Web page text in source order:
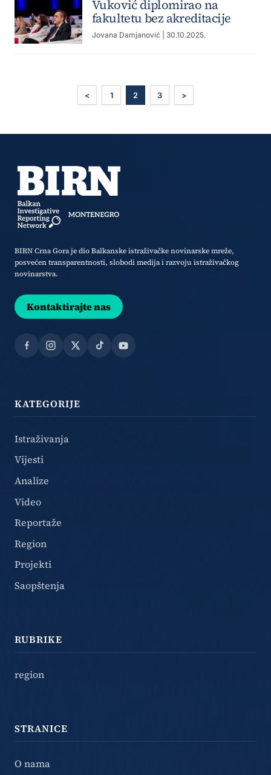
Vuković diplomirao na
fakultetu bez akreditacije
Jovana Damjanović | 30.10.2025.
< 1 2 3 >
BIRN Crna Gora je dio Balkanske istraživačke novinarske mreže,
posvećen transparentnosti, slobodi medija i razvoju istraživačkog
novinarstva.
Kontaktirajte nas
Facebook
Instagram
X TikTokYouTube
KATEGORIJE
Istraživanja
Vijesti
Analize
Video
Reportaže
Region
Projekti
Saopštenja
RUBRIKE
region
STRANICE
O nama